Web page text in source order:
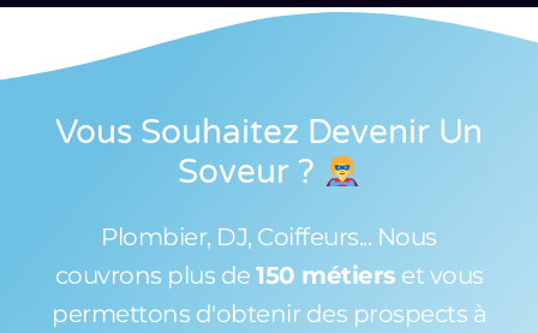
Vous Souhaitez Devenir Un
Soveur ?
Plombier, DJ, Coiffeurs... Nous
couvrons plus de 150 métiers et vous
permettons d'obtenir des prospects à